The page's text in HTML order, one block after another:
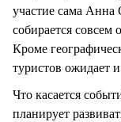
участие сама
собирается совсем
Кроме
туристов ожидает
Что касается
планирует